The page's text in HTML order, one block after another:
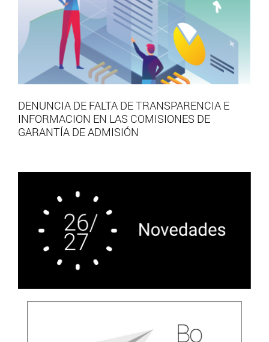
DENUNCIA DE FALTA DE TRANSPARENCIA E
INFORMACION EN LAS COMISIONES DE
GARANTÍA DE ADMISIÓN